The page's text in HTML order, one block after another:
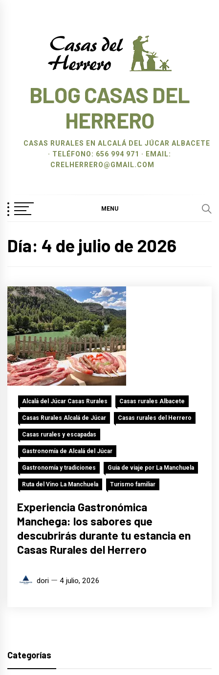
BLOG CASAS DEL
HERRERO
CASAS RURALES EN ALCALÁ DEL JÚCAR ALBACETE
· TELÉFONO: 656 994 971 · EMAIL:
CRELHERRERO@GMAIL.COM
MENU
Día: 4 de julio de 2026
Alcalá del Júcar Casas Rurales Casas rurales Albacete
Casas Rurales Alcalá de Júcar Casas rurales del Herrero
Casas rurales y escapadas
Gastronomía de Alcalá del Júcar
Gastronomía y tradiciones Guia de viaje por La Manchuela
Ruta del Vino La Manchuela Turismo familiar
Experiencia Gastronómica
Manchega: los sabores que
descubrirás durante tu estancia en
Casas Rurales del Herrero
dori 4 julio, 2026
Categorías